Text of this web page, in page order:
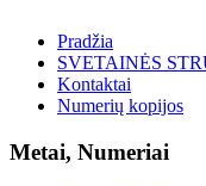
Pradžia
SVETAINĖS
Kontaktai
Numerių kopijos
Metai, Numeriai